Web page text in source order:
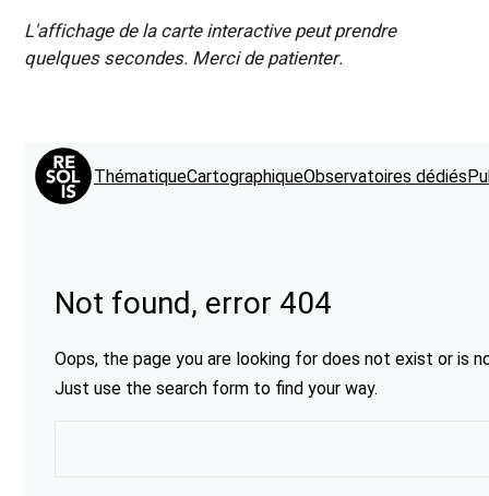
L'affichage de la carte interactive peut prendre
quelques secondes. Merci de patienter.